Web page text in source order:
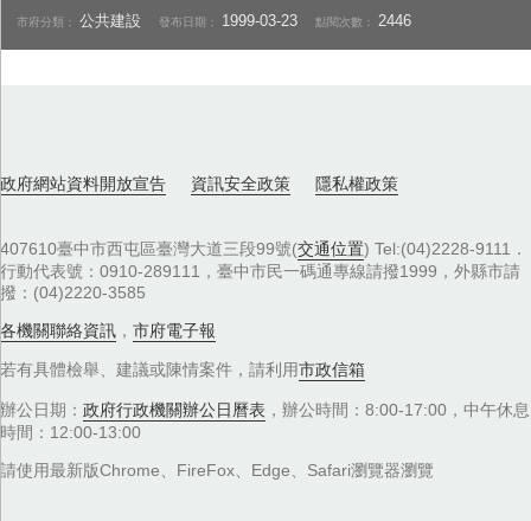
市府分類：公共建設 發布日期： 1999-03-23 點閱次數： 2446
政府網站資料開放宣告 資訊安全政策 隱私權政策
407610臺中市西屯區臺灣大道三段99號(交通位置) Tel:(04)2228-9111．
行動代表號：0910-289111，臺中市民一碼通專線請撥1999，外縣市請
撥：(04)2220-3585
各機關聯絡資訊 ， 市府電子報
若有具體檢舉、建議或陳情案件，請利用市政信箱
辦公日期： 政府行政機關辦公日曆表 ，辦公時間：8:00-17:00，中午休息
時間：12:00-13:00
請使用最新版Chrome、FireFox、Edge、Safari瀏覽器瀏覽